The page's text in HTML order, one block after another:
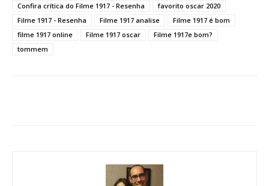
Confira crítica do Filme 1917 - Resenha
favorito oscar 2020
Filme 1917 - Resenha
Filme 1917 analise
Filme 1917 é bom
filme 1917 online
Filme 1917 oscar
Filme 1917e bom?
tommem